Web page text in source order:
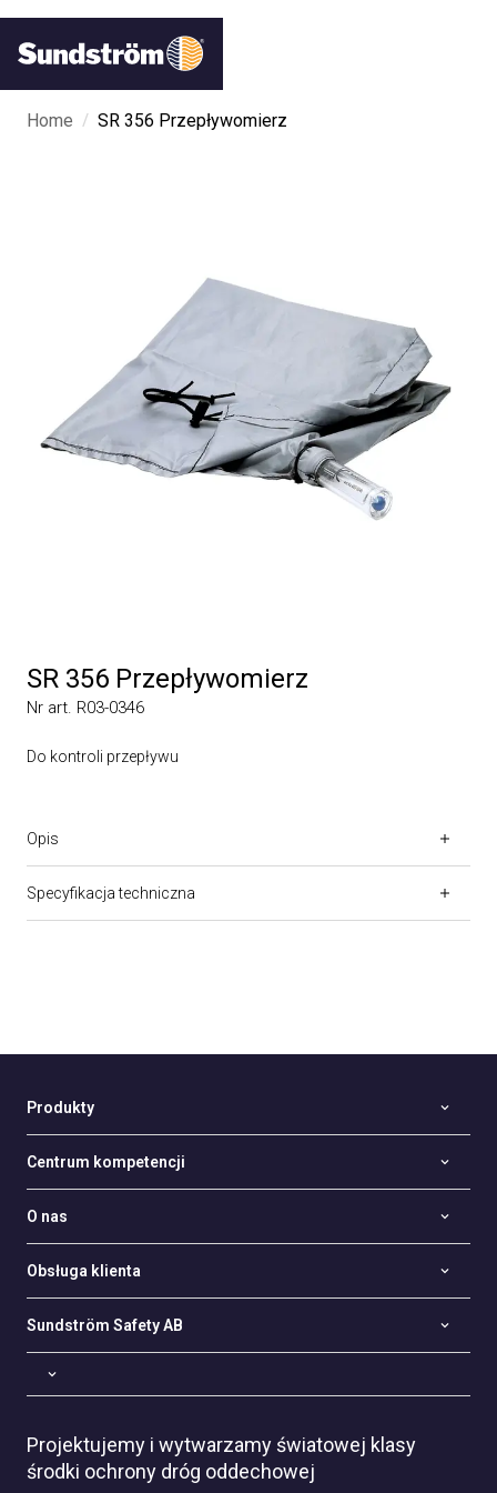
Home / SR 356 Przepływomierz
SR 356 Przepływomierz
Nr art. R03-0346
Do kontroli przepływu
Opis
Specyfikacja techniczna
Produkty
Centrum kompetencji
O nas
Obsługa klienta
Sundström Safety AB
Projektujemy i wytwarzamy światowej klasy
środki ochrony dróg oddechowej